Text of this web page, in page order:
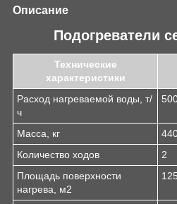
Описание
Подогреватели
Технические
характеристики
Расход нагреваемой воды, т/
ч
Масса, кг
Количество ходов
2
Площадь поверхности
нагрева, м2
125